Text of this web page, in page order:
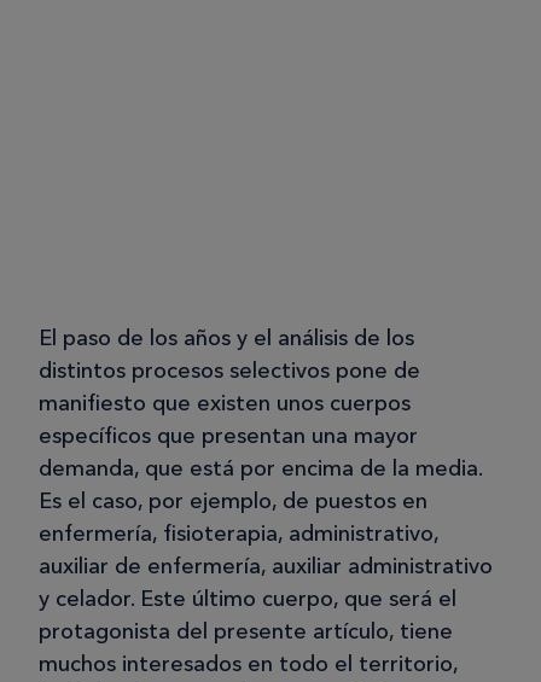
El paso de los años y el análisis de los
distintos procesos selectivos pone de
manifiesto que existen unos cuerpos
específicos que presentan una mayor
demanda, que está por encima de la media.
Es el caso, por ejemplo, de puestos en
enfermería, fisioterapia, administrativo,
auxiliar de enfermería, auxiliar administrativo
y celador. Este último cuerpo, que será el
protagonista del presente artículo, tiene
muchos interesados en todo el territorio,